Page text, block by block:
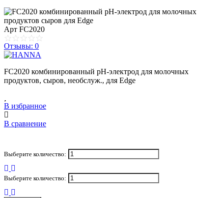
Арт FC2020
Отзывы: 0
FC2020 комбинированный рН-электрод для молочных
продуктов, сыров, необслуж., для Edge
В избранное
В сравнение
Выберите количество:
Выберите количество: